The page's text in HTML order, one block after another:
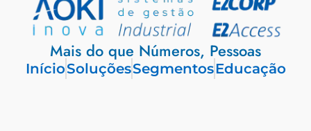
Mais do que Números, Pessoas
InícioSoluçõesSegmentosEducação